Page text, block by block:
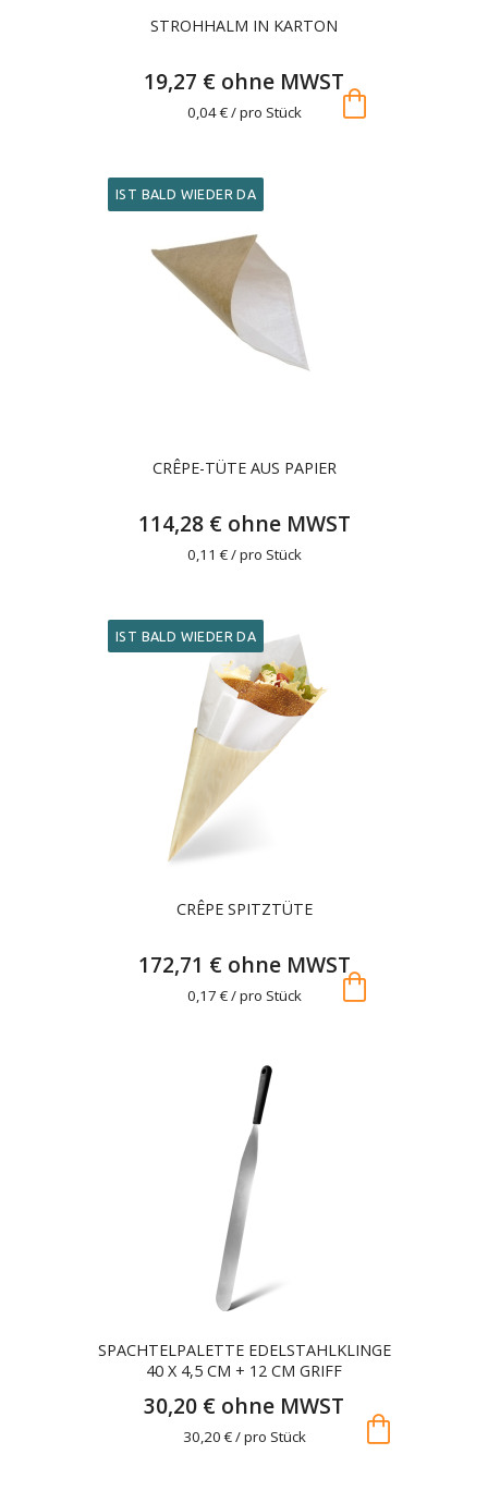
STROHHALM IN KARTON
19,27 € ohne MWST
0,04 € / pro Stück shopping_bag
CRÊPE-TÜTE AUS PAPIER
114,28 € ohne MWST
0,11 € / pro Stück
IST BALD WIEDER DA
CRÊPE SPITZTÜTE
172,71 € ohne MWST
0,17 € / pro Stück
IST BALD WIEDER DA
shopping_bag
SPACHTELPALETTE EDELSTAHLKLINGE
40 X 4,5 CM + 12 CM GRIFF
30,20 € ohne MWST
30,20 € / pro Stück shopping_bag